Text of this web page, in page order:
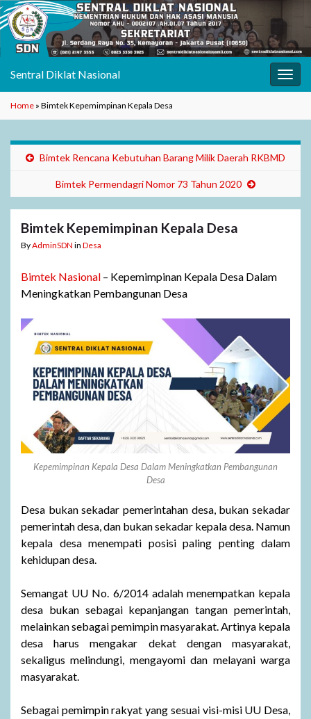
Sentral Diklat Nasional
Home » Bimtek Kepemimpinan Kepala Desa
Bimtek Rencana Kebutuhan Barang Milik Daerah RKBMD
Bimtek Permendagri Nomor 73 Tahun 2020
Bimtek Kepemimpinan Kepala Desa
ByAdminSDN in Desa
Bimtek Nasional – Kepemimpinan Kepala Desa Dalam
Meningkatkan Pembangunan Desa
Kepemimpinan Kepala Desa Dalam Meningkatkan Pembangunan
Desa
Desa bukan sekadar pemerintahan desa, bukan sekadar
pemerintah desa, dan bukan sekadar kepala desa. Namun
kepala desa menempati posisi paling penting dalam
kehidupan desa.
Semangat UU No. 6/2014 adalah menempatkan kepala
desa bukan sebagai kepanjangan tangan pemerintah,
melainkan sebagai pemimpin masyarakat. Artinya kepala
desa harus mengakar dekat dengan masyarakat,
sekaligus melindungi, mengayomi dan melayani warga
masyarakat.
Sebagai pemimpin rakyat yang sesuai visi-misi UU Desa,